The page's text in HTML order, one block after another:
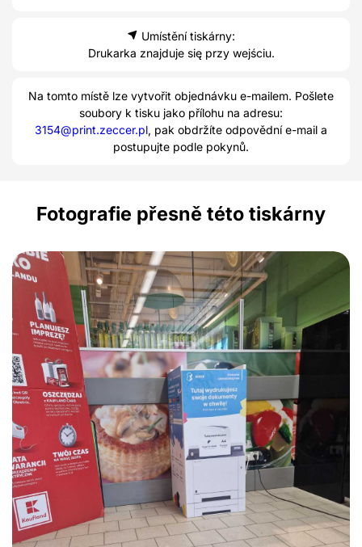
Umístění tiskárny:
Drukarka znajduje się przy wejściu.
Na tomto místě lze vytvořit objednávku e-mailem. Pošlete
soubory k tisku jako přílohu na adresu:
3154@print.zeccer.pl, pak obdržíte odpovědní e-mail a
postupujte podle pokynů.
Fotografie přesně této tiskárny